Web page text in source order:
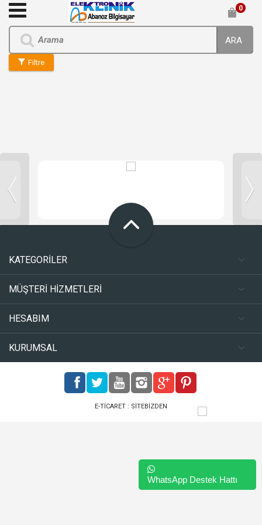
0
ARA
Filtre
KATEGORİLER
MÜŞTERİ HİZMETLERİ
HESABIM
KURUMSAL
E-TICARET : SITEBIZDEN
WhatsApp Destek Hattı